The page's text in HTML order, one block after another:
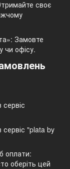
своє
Замовте
чи офісу.
"plata by
оплати:
оберіть цей